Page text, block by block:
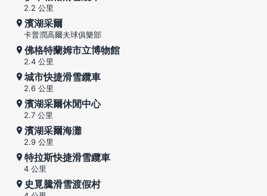
2.2 公里
濱湖采爾
卡普潤高爾夫球俱樂部
佛格特蘭姆市立博物館
2.4 公里
城市快捷滑雪纜車
2.6 公里
濱湖采爾休閒中心
2.7 公里
濱湖采爾海灘
2.9 公里
特拉斯快捷滑雪纜車
4 公里
史覓騰滑雪渡假村